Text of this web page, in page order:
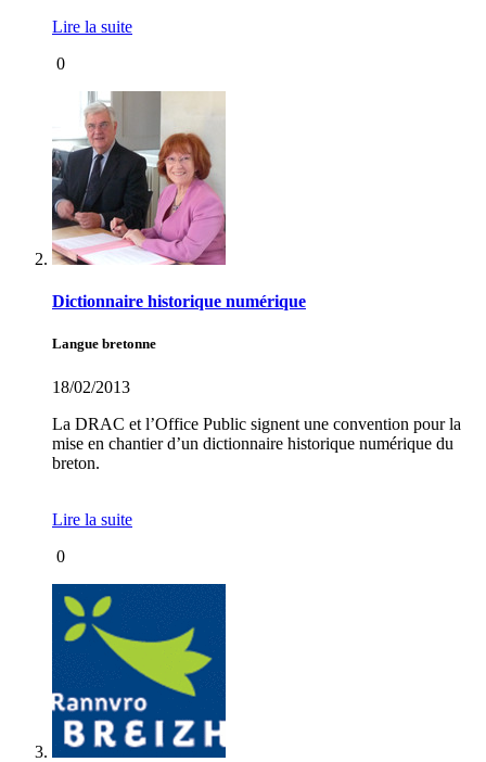
Lire la suite
0
Dictionnaire historique numérique
Langue bretonne
18/02/2013
La DRAC et l’Office Public signent une convention pour la
mise en chantier d’un dictionnaire historique numérique du
breton.
Lire la suite
0